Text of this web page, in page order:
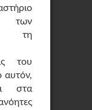
των
τη
του
αυτόν,
στα